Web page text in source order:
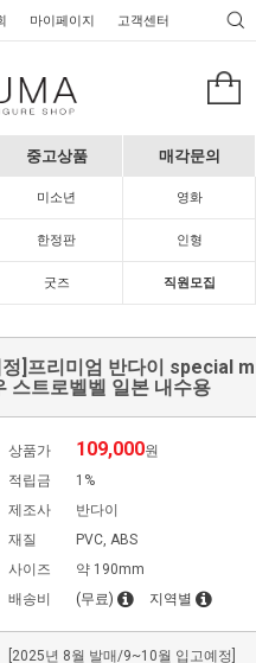
마이페이지 고객센터
중고상품 매각문의
미소년 영화
한정판 인형
굿즈 직원모집
]프리미엄 반다이 special m
스트로벨벨 일본 내수용
상품가 109,000원
적립금
1%
제조사
반다이
재질
PVC, ABS
사이즈
약 190mm
배송비
(무료) 지역별
[2025년 8월 발매/9~10월 입고예정]